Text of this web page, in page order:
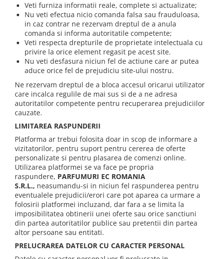
Veti furniza informatii reale, complete si actualizate;
Nu veti efectua nicio comanda falsa sau frauduloasa,
in caz contrar ne rezervam dreptul de a anula
comanda si informa autoritatile competente;
Veti respecta drepturile de proprietate intelectuala cu
privire la orice element regasit pe acest site.
Nu veti desfasura niciun fel de actiune care ar putea
aduce orice fel de prejudiciu site-ului nostru.
Ne rezervam dreptul de a bloca accesul oricarui utilizator
care incalca regulile de mai sus si de a ne adresa
autoritatilor competente pentru recuperarea prejudiciilor
cauzate.
LIMITAREA RASPUNDERII
Platforma ar trebui folosita doar in scop de informare a
vizitatorilor, pentru suport pentru cererea de oferte
personalizate si pentru plasarea de comenzi online.
Utilizarea platformei se va face pe propria
raspundere, PARFUMURI EC ROMANIA
S.R.L., neasumandu-si in niciun fel raspunderea pentru
eventualele prejudicii/erori care pot aparea ca urmare a
folosirii platformei incluzand, dar fara a se limita la
imposibilitatea obtinerii unei oferte sau orice sanctiuni
din partea autoritatilor publice sau pretentii din partea
altor persoane sau entitati.
PRELUCRAREA DATELOR CU CARACTER PERSONAL